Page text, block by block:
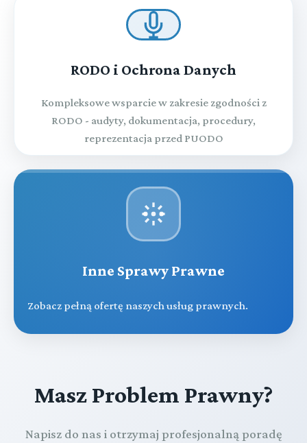
RODO i Ochrona Danych
Kompleksowe wsparcie w zakresie zgodności z
RODO - audyty, dokumentacja, procedury,
reprezentacja przed PUODO
Inne Sprawy Prawne
Zobacz pełną ofertę naszych usług prawnych.
Masz Problem Prawny?
Napisz do nas i otrzymaj profesjonalną poradę